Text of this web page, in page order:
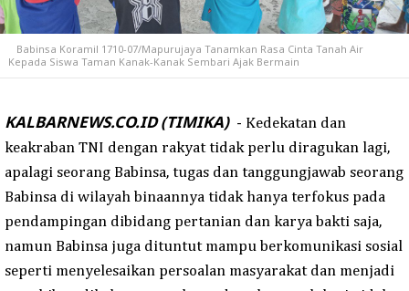
Babinsa Koramil 1710-07/Mapurujaya Tanamkan Rasa Cinta Tanah Air
Kepada Siswa Taman Kanak-Kanak Sembari Ajak Bermain
KALBARNEWS.CO.ID (TIMIKA) - Kedekatan dan
keakraban TNI dengan rakyat tidak perlu diragukan lagi,
apalagi seorang Babinsa, tugas dan tanggungjawab seorang
Babinsa di wilayah binaannya tidak hanya terfokus pada
pendampingan dibidang pertanian dan karya bakti saja,
namun Babinsa juga dituntut mampu berkomunikasi sosial
seperti menyelesaikan persoalan masyarakat dan menjadi